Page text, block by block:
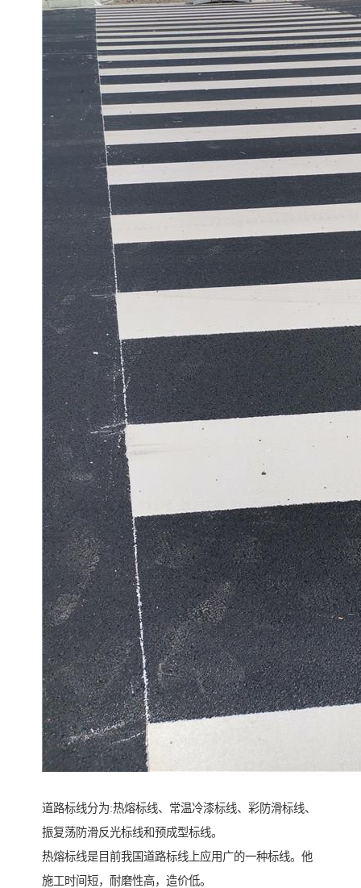
道路标线分为:热熔标线、常温冷漆标线、彩防滑标线、
振复荡防滑反光标线和预成型标线。
热熔标线是目前我国道路标线上应用广的一种标线。他
施工时间短，耐磨性高，造价低。